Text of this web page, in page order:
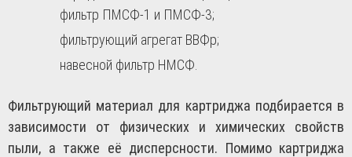
фильтр ПМСФ-1 и ПМСФ-3;
фильтрующий агрегат ВВФр;
навесной фильтр НМСФ.
Фильтрующий материал для картриджа подбирается в
зависимости от физических и химических свойств
пыли, а также её дисперсности. Помимо картриджа